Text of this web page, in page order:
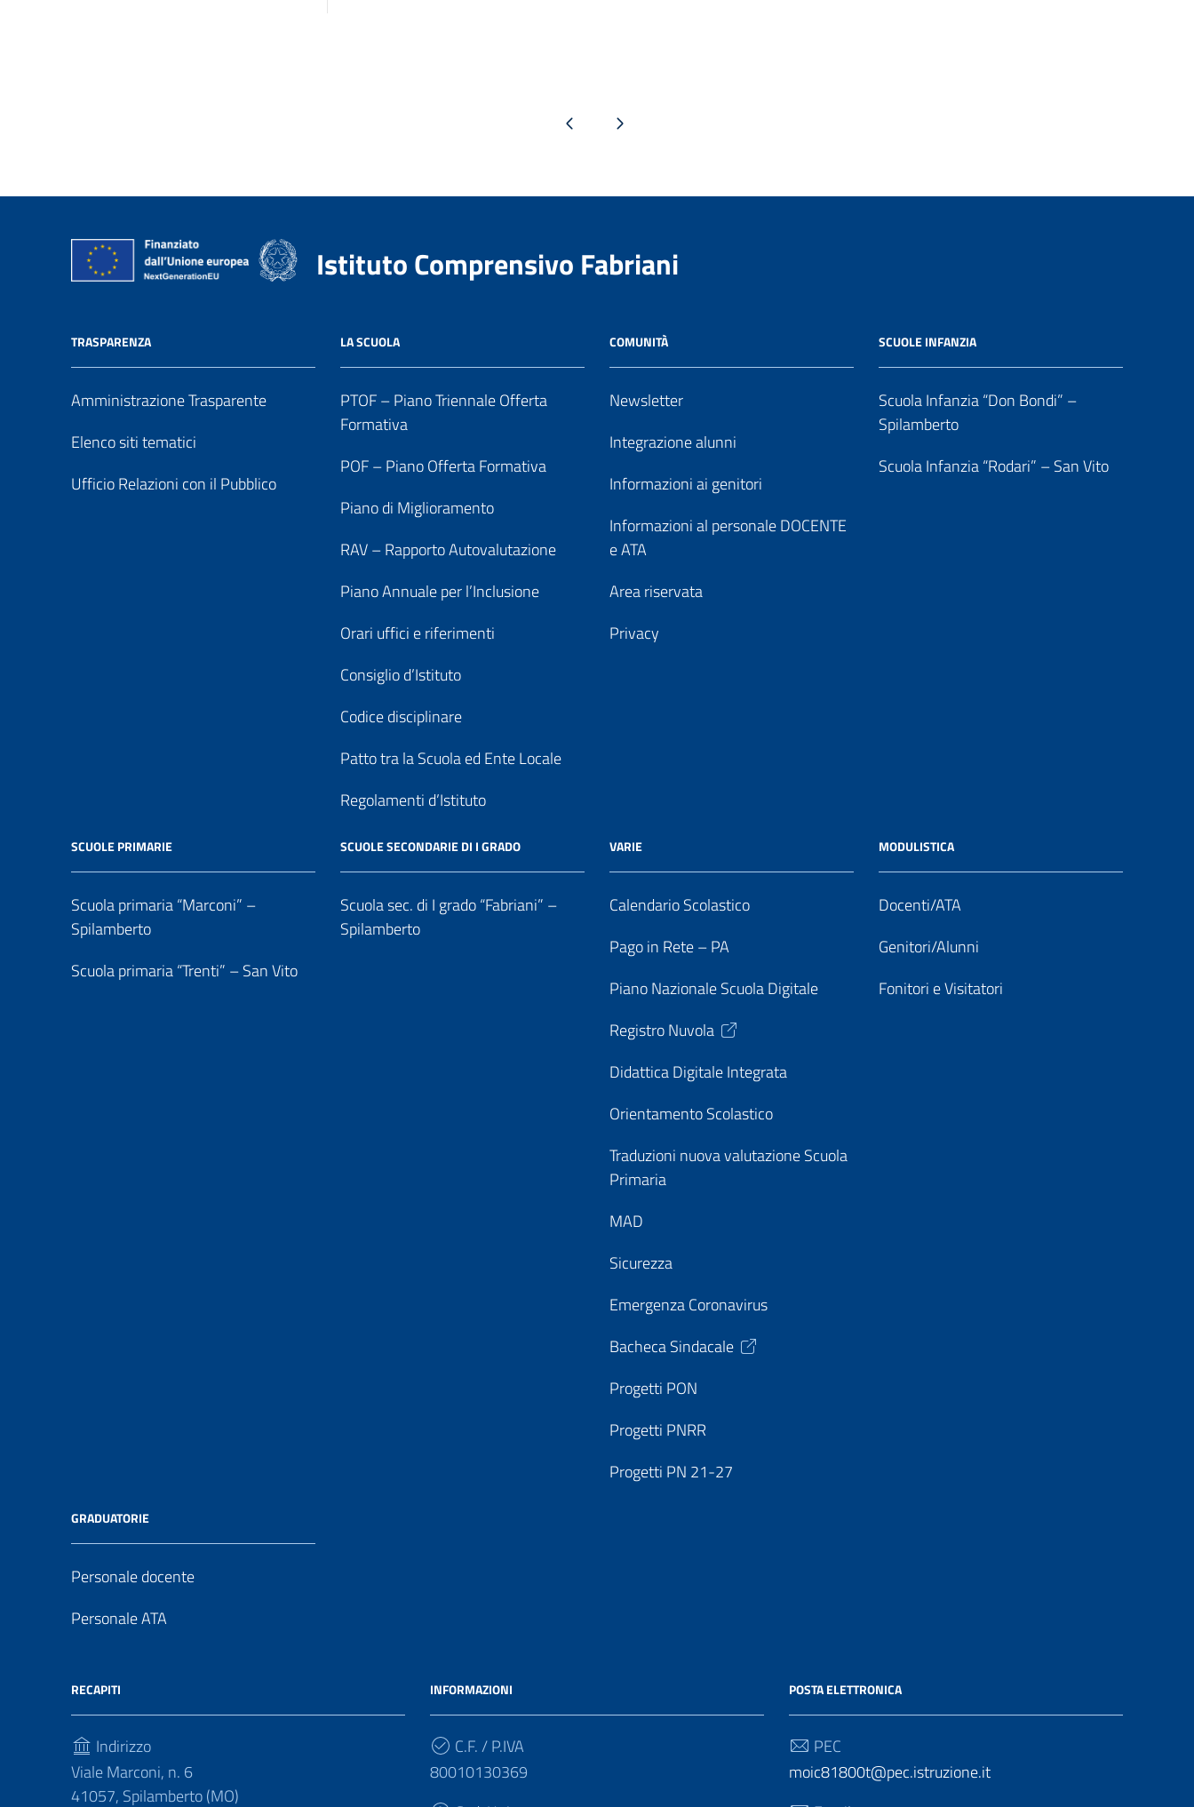
Pagina precedentePagina successiva
Istituto Comprensivo Fabriani
TRASPARENZA
Amministrazione Trasparente
Elenco siti tematici
Ufficio Relazioni con il Pubblico
LA SCUOLA
PTOF – Piano Triennale Offerta
Formativa
POF – Piano Offerta Formativa
Piano di Miglioramento
RAV – Rapporto Autovalutazione
Piano Annuale per l’Inclusione
Orari uffici e riferimenti
Consiglio d’Istituto
Codice disciplinare
Patto tra la Scuola ed Ente Locale
Regolamenti d’Istituto
COMUNITÀ
Newsletter
Integrazione alunni
Informazioni ai genitori
Informazioni al personale DOCENTE
e ATA
Area riservata
Privacy
SCUOLE INFANZIA
Scuola Infanzia “Don Bondi” –
Spilamberto
Scuola Infanzia “Rodari” – San Vito
SCUOLE PRIMARIE
Scuola primaria “Marconi” –
Spilamberto
Scuola primaria “Trenti” – San Vito
SCUOLE SECONDARIE DI I GRADO
Scuola sec. di I grado “Fabriani” –
Spilamberto
VARIE
Calendario Scolastico
Pago in Rete – PA
Piano Nazionale Scuola Digitale
Registro Nuvola
Didattica Digitale Integrata
Orientamento Scolastico
Traduzioni nuova valutazione Scuola
Primaria
MAD
Sicurezza
Emergenza Coronavirus
Bacheca Sindacale
Progetti PON
Progetti PNRR
Progetti PN 21-27
MODULISTICA
Docenti/ATA
Genitori/Alunni
Fonitori e Visitatori
GRADUATORIE
Personale docente
Personale ATA
RECAPITI
Indirizzo
Viale Marconi, n. 6
41057, Spilamberto (MO)
INFORMAZIONI
C.F. / P.IVA
80010130369
POSTA ELETTRONICA
PEC
moic81800t@pec.istruzione.it